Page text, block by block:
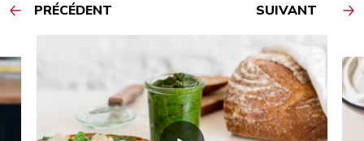
PRÉCÉDENT SUIVANT